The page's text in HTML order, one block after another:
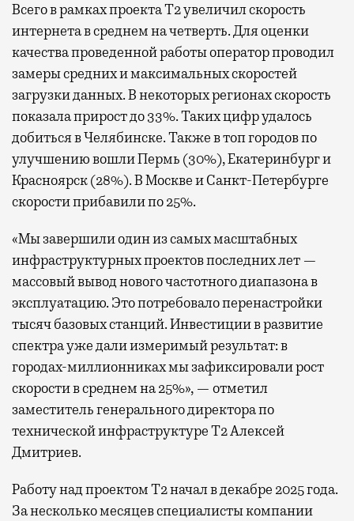
Всего в рамках проекта Т2 увеличил скорость
интернета в среднем на четверть. Для оценки
качества проведенной работы оператор проводил
замеры средних и максимальных скоростей
загрузки данных. В некоторых регионах скорость
показала прирост до 33%. Таких цифр удалось
добиться в Челябинске. Также в топ городов по
улучшению вошли Пермь (30%), Екатеринбург и
Красноярск (28%). В Москве и Санкт-Петербурге
скорости прибавили по 25%.
«Мы завершили один из самых масштабных
инфраструктурных проектов последних лет —
массовый вывод нового частотного диапазона в
эксплуатацию. Это потребовало перенастройки
тысяч базовых станций. Инвестиции в развитие
спектра уже дали измеримый результат: в
городах-миллионниках мы зафиксировали рост
скорости в среднем на 25%», — отметил
заместитель генерального директора по
технической инфраструктуре Т2 Алексей
Дмитриев.
Работу над проектом Т2 начал в декабре 2025 года.
За несколько месяцев специалисты компании